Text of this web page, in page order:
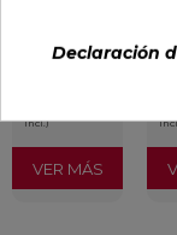
PVP
incl.)
VER MÁS
Declaración